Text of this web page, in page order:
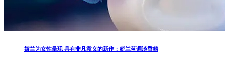
娇兰为女性呈现 具有非凡意义的新作：娇兰蓝调淡香精